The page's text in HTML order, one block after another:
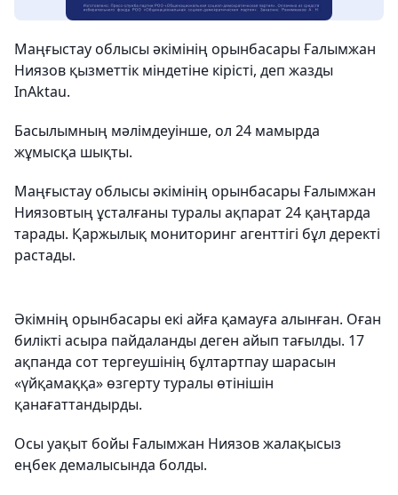
Маңғыстау облысы әкімінің орынбасары Ғалымжан
Ниязов қызметтік міндетіне кірісті, деп жазды
InAktau.
Басылымның мәлімдеуінше, ол 24 мамырда
жұмысқа шықты.
Маңғыстау облысы әкімінің орынбасары Ғалымжан
Ниязовтың ұсталғаны туралы ақпарат 24 қаңтарда
тарады. Қаржылық мониторинг агенттігі бұл деректі
растады.
Әкімнің орынбасары екі айға қамауға алынған. Оған
билікті асыра пайдаланды деген айып тағылды. 17
ақпанда сот тергеушінің бұлтартпау шарасын
«үйқамаққа» өзгерту туралы өтінішін
қанағаттандырды.
Осы уақыт бойы Ғалымжан Ниязов жалақысыз
еңбек демалысында болды.